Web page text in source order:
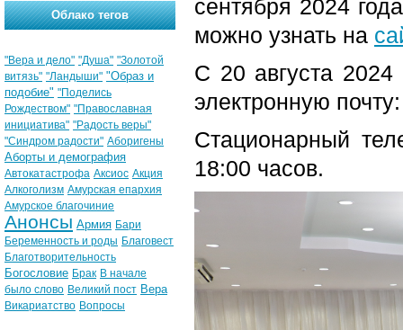
сентября 2024
можно узнать на
С 20 августа
электронную
Стационарный
18:00 часов.
Облако тегов
"Вера и дело" "Душа" "Золотой
витязь" "Ландыши" "Образ и
подобие" "Поделись
Рождеством" "Православная
инициатива" "Радость веры"
"Синдром радости" Аборигены
Аборты и демография
Автокатастрофа Аксиос Акция
Алкоголизм Амурская епархия
Амурское благочиние
Анонсы Армия Бари
Беременность и роды Благовест
Благотворительность
Богословие Брак В начале
было слово Великий пост Вера
Викариатство Вопросы